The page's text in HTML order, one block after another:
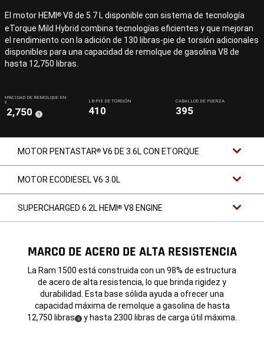
El motor HEMI® V8 de 5.7 L disponible con sistema de tecnología
eTorque Mild Hybrid combina tecnologías eficientes y que mejoran
el rendimiento con la adición de 130 libras-pie de torsión adicionales
disponibles para una capacidad de remolque de gasolina V8 de
hasta 12,750 libras.
CAPACIDAD DE REMOLQUE EN
LB
12,750
(
Disclosure
1 )
LB-PIE DE TORSIÓN
410
CABALLOS DE FUERZA
395
MOTOR PENTASTAR® V6 DE 3.6L CON ETORQUE
MOTOR ECODIESEL V6 3.0L
SUPERCHARGED 6.2L HEMI ® V8 ENGINE
MARCO DE ACERO DE ALTA RESISTENCIA
La Ram 1500 está construida con un 98% de estructura
de acero de alta resistencia, lo que brinda rigidez y
durabilidad. Esta base sólida ayuda a ofrecer una
capacidad máxima de remolque a gasolina de hasta
12,750 libras (3) y hasta 2300 libras de carga útil máxima.